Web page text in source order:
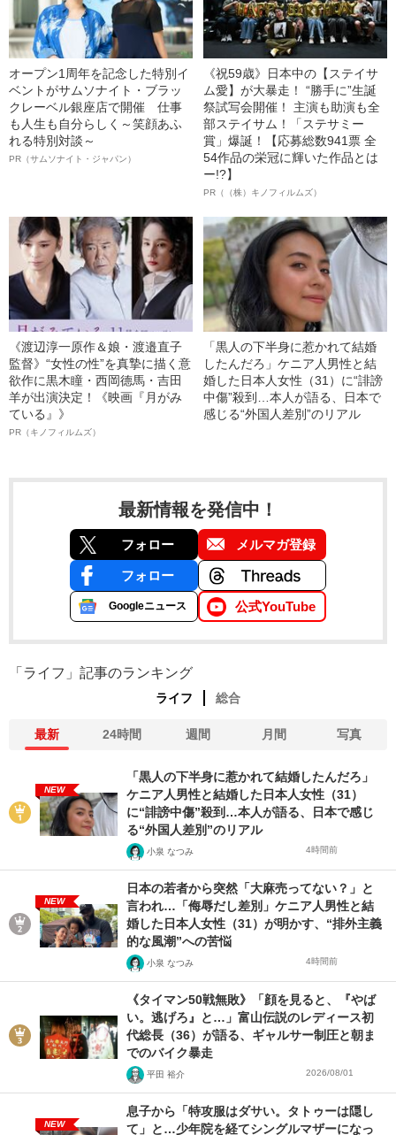
オープン1周年を記念した特別イ
ベントがサムソナイト・ブラッ
クレーベル銀座店で開催 仕事
も人生も自分らしく～笑顔あふ
れる特別対談～
PR（サムソナイト・ジャパン）
《祝59歳》日本中の【ステイサ
ム愛】が大暴走！ “勝手に”生誕
祭試写会開催！ 主演も助演も全
部ステイサム！「ステサミー
賞」爆誕！【応募総数941票 全
54作品の栄冠に輝いた作品とは
ー!?】
PR（（株）キノフィルムズ）
《渡辺淳一原作＆娘・渡邉直子
監督》“女性の性”を真摯に描く意
欲作に黒木瞳・西岡德馬・吉田
羊が出演決定！《映画『月がみ
ている』》
PR（キノフィルムズ）
「黒人の下半身に惹かれて結婚
したんだろ」ケニア人男性と結
婚した日本人女性（31）に“誹謗
中傷”殺到…本人が語る、日本で
感じる“外国人差別”のリアル
最新情報を発信中！
フォロー メルマガ登録
フォロー
Googleニュース 公式YouTube
「ライフ」記事のランキング
ライフ 総合
最新 24時間 週間 月間 写真
NEW
「黒人の下半身に惹かれて結婚したんだろ」
ケニア人男性と結婚した日本人女性（31）
に“誹謗中傷”殺到…本人が語る、日本で感じ
る“外国人差別”のリアル
小泉 なつみ 4時間前
NEW
日本の若者から突然「大麻売ってない？」と
言われ…「侮辱だし差別」ケニア人男性と結
婚した日本人女性（31）が明かす、“排外主義
的な風潮”への苦悩
小泉 なつみ 4時間前
《タイマン50戦無敗》「顔を見ると、『やば
い。逃げろ』と…」富山伝説のレディース初
代総長（36）が語る、ギャルサー制圧と朝ま
でのバイク暴走
平田 裕介 2026/08/01
NEW
息子から「特攻服はダサい。タトゥーは隠し
て」と…少年院を経てシングルマザーになっ